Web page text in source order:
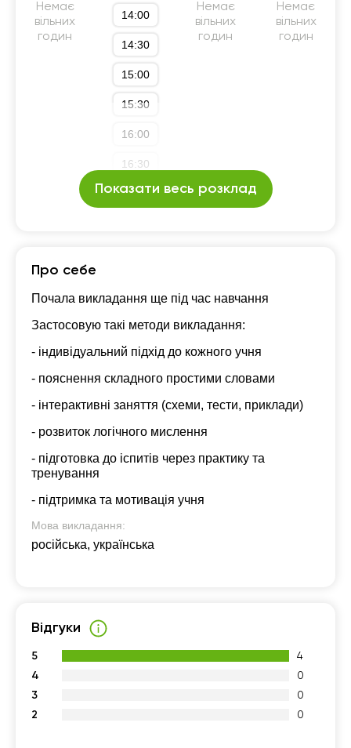
Немає
вільних
годин
14:00
14:30
15:00
15:30
16:00
16:30
17:00
20:30
21:00
Немає
вільних
годин
Немає
вільних
годин
Показати весь розклад
Про себе
Почала викладання ще під час навчання
Застосовую такі методи викладання:
- індивідуальний підхід до кожного учня
- пояснення складного простими словами
- інтерактивні заняття (схеми, тести, приклади)
- розвиток логічного мислення
- підготовка до іспитів через практику та
тренування
- підтримка та мотивація учня
Мова викладання:
російська, українська
Відгуки
5
4
4
0
3
0
2
0